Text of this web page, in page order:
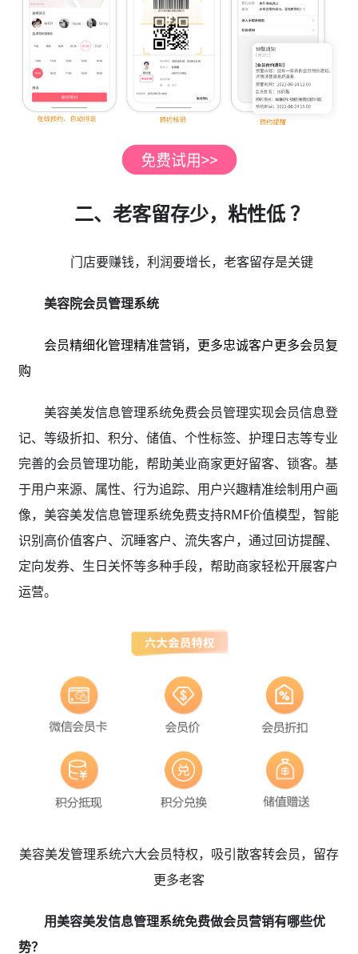
二、老客留存少，粘性低 ？
门店要赚钱，利润要增长，老客留存是关键
美容院会员管理系统
会员精细化管理精准营销，更多忠诚客户更多会员复
购
美容美发信息管理系统免费会员管理实现会员信息登
记、等级折扣、积分、储值、个性标签、护理日志等专业
完善的会员管理功能，帮助美业商家更好留客、锁客。基
于用户来源、属性、行为追踪、用户兴趣精准绘制用户画
像，美容美发信息管理系统免费支持RMF价值模型，智能
识别高价值客户、沉睡客户、流失客户，通过回访提醒、
定向发券、生日关怀等多种手段，帮助商家轻松开展客户
运营。
美容美发管理系统六大会员特权，吸引散客转会员，留存
更多老客
用美容美发信息管理系统免费做会员营销有哪些优
势？